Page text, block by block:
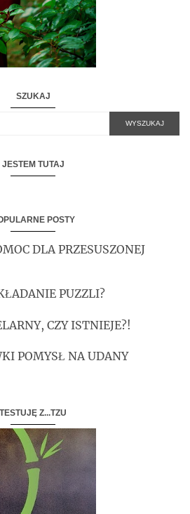
SZUKAJ
JESTEM TUTAJ
POSTY
DLA PRZESUSZONEJ
PUZZLI?
CZY ISTNIEJE?!
POMYSŁ NA UDANY
TESTUJĘ Z...TZU